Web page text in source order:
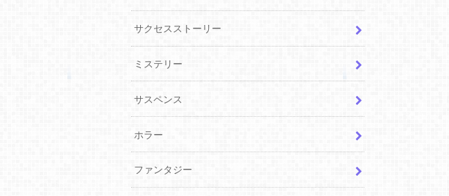
サクセスストーリー
ミステリー
サスペンス
ホラー
ファンタジー